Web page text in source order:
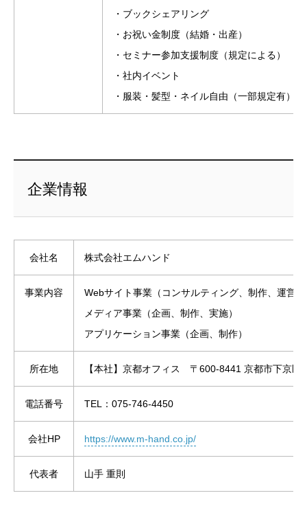
・ブックシェアリング
・お祝い金制度（結婚・出産）
・セミナー参加支援制度（規定による）
・社内イベント
・服装・髪型・ネイル自由（一部規定有）
企業情報
会社名 株式会社エムハンド
事業内容
Webサイト事業（コンサルティング、制作、運営）
メディア事業（企画、制作、実施）
アプリケーション事業（企画、制作）
所在地 【本社】京都オフィス 〒600-8441 京都市下京区
電話番号 TEL：075-746-4450
会社HP https://www.m-hand.co.jp/
代表者 山手 重則